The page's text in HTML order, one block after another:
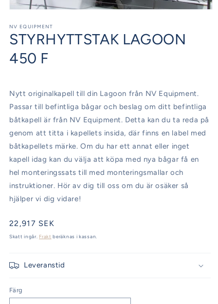
1
i
modalfönster
NV EQUIPMENT
STYRHYTTSTAK LAGOON
450 F
Nytt originalkapell till din Lagoon från NV Equipment.
Passar till befintliga bågar och beslag om ditt befintliga
båtkapell är från NV Equipment. Detta kan du ta reda på
genom att titta i kapellets insida, där finns en label med
båtkapellets märke. Om du har ett annat eller inget
kapell idag kan du välja att köpa med nya bågar få en
hel monteringssats till med monteringsmallar och
instruktioner. Hör av dig till oss om du är osäker så
hjälper vi dig vidare!
Ordinarie
pris
22,917 SEK
Skatt ingår. Frakt beräknas i kassan.
Leveranstid
Färg